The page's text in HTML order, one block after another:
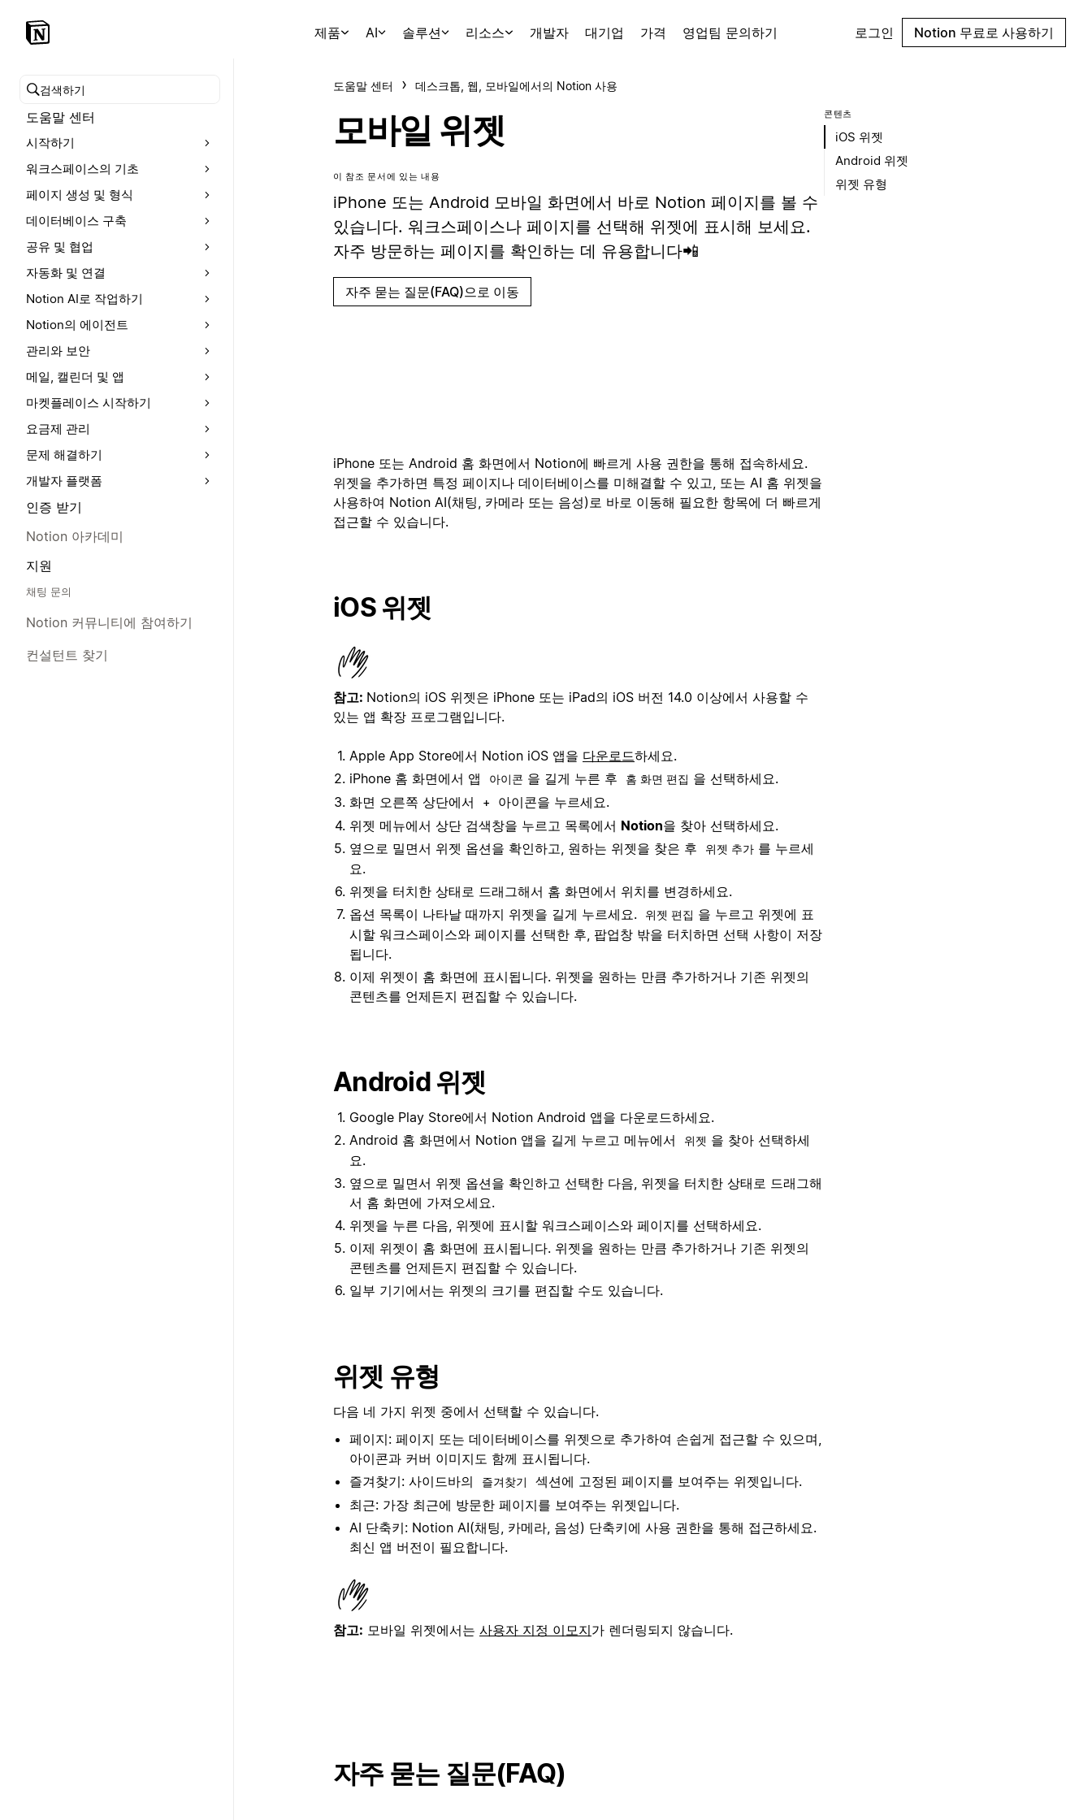
제품 AI 솔루션 리소스 개발자 대기업 가격 영업팀 문의하기 로그인 Notion 무료로 사용하기
도움말 센터 검색
도움말 센터
시작하기
워크스페이스의 기초
페이지 생성 및 형식
데이터베이스 구축
공유 및 협업
자동화 및 연결
Notion AI로 작업하기
Notion의 에이전트
관리와 보안
메일, 캘린더 및 앱
마켓플레이스 시작하기
요금제 관리
문제 해결하기
개발자 플랫폼
인증 받기
Notion 아카데미
지원
채팅 문의
Notion 커뮤니티에 참여하기
컨설턴트 찾기
도움말 센터 데스크톱, 웹, 모바일에서의 Notion 사용
모바일 위젯
이 참조 문서에 있는 내용
iPhone 또는 Android 모바일 화면에서 바로 Notion 페이지를 볼 수
있습니다. 워크스페이스나 페이지를 선택해 위젯에 표시해 보세요.
자주 방문하는 페이지를 확인하는 데 유용합니다📲
자주 묻는 질문(FAQ)으로 이동
iPhone 또는 Android 홈 화면에서 Notion에 빠르게 사용 권한을 통해 접속하세요.
위젯을 추가하면 특정 페이지나 데이터베이스를 미해결할 수 있고, 또는 AI 홈 위젯을
사용하여 Notion AI(채팅, 카메라 또는 음성)로 바로 이동해 필요한 항목에 더 빠르게
접근할 수 있습니다.
iOS 위젯
참고: Notion의 iOS 위젯은 iPhone 또는 iPad의 iOS 버전 14.0 이상에서 사용할 수
있는 앱 확장 프로그램입니다.
Apple App Store에서 Notion iOS 앱을 다운로드하세요.
iPhone 홈 화면에서 앱
아이콘 을 길게 누른 후 홈 화면 편집 을 선택하세요.
화면 오른쪽 상단에서
+
아이콘을 누르세요.
위젯 메뉴에서 상단 검색창을 누르고 목록에서 Notion을 찾아 선택하세요.
옆으로 밀면서 위젯 옵션을 확인하고, 원하는 위젯을 찾은 후
위젯 추가 를 누르세
요.
위젯을 터치한 상태로 드래그해서 홈 화면에서 위치를 변경하세요.
옵션 목록이 나타날 때까지 위젯을 길게 누르세요.
위젯 편집 을 누르고 위젯에 표
시할 워크스페이스와 페이지를 선택한 후, 팝업창 밖을 터치하면 선택 사항이 저장
됩니다.
이제 위젯이 홈 화면에 표시됩니다. 위젯을 원하는 만큼 추가하거나 기존 위젯의
콘텐츠를 언제든지 편집할 수 있습니다.
Android 위젯
Google Play Store에서 Notion Android 앱을 다운로드하세요.
Android 홈 화면에서 Notion 앱을 길게 누르고 메뉴에서
위젯 을 찾아 선택하세
요.
옆으로 밀면서 위젯 옵션을 확인하고 선택한 다음, 위젯을 터치한 상태로 드래그해
서 홈 화면에 가져오세요.
위젯을 누른 다음, 위젯에 표시할 워크스페이스와 페이지를 선택하세요.
이제 위젯이 홈 화면에 표시됩니다. 위젯을 원하는 만큼 추가하거나 기존 위젯의
콘텐츠를 언제든지 편집할 수 있습니다.
일부 기기에서는 위젯의 크기를 편집할 수도 있습니다.
위젯 유형
다음 네 가지 위젯 중에서 선택할 수 있습니다.
페이지: 페이지 또는 데이터베이스를 위젯으로 추가하여 손쉽게 접근할 수 있으며,
아이콘과 커버 이미지도 함께 표시됩니다.
즐겨찾기: 사이드바의
즐겨찾기
섹션에 고정된 페이지를 보여주는 위젯입니다.
최근: 가장 최근에 방문한 페이지를 보여주는 위젯입니다.
AI 단축키: Notion AI(채팅, 카메라, 음성) 단축키에 사용 권한을 통해 접근하세요.
최신 앱 버전이 필요합니다.
참고: 모바일 위젯에서는 사용자 지정 이모지가 렌더링되지 않습니다.
자주 묻는 질문(FAQ)
콘텐츠
iOS 위젯
Android 위젯
위젯 유형